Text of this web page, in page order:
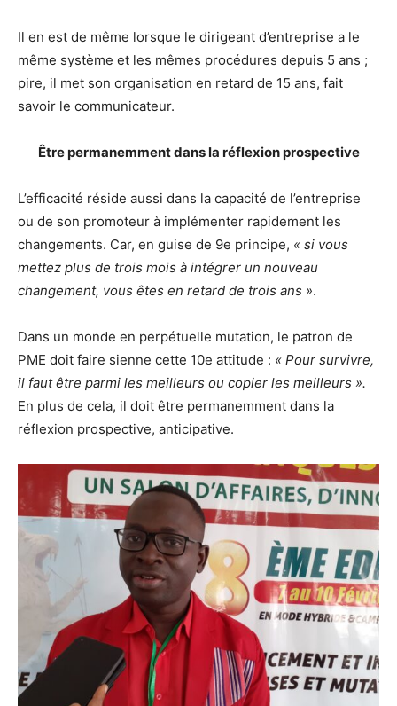
Il en est de même lorsque le dirigeant d’entreprise a le
même système et les mêmes procédures depuis 5 ans ;
pire, il met son organisation en retard de 15 ans, fait
savoir le communicateur.
Être permanemment dans la réflexion prospective
L’efficacité réside aussi dans la capacité de l’entreprise
ou de son promoteur à implémenter rapidement les
changements. Car, en guise de 9e principe, « si vous
mettez plus de trois mois à intégrer un nouveau
changement, vous êtes en retard de trois ans ».
Dans un monde en perpétuelle mutation, le patron de
PME doit faire sienne cette 10e attitude : « Pour survivre,
il faut être parmi les meilleurs ou copier les meilleurs ».
En plus de cela, il doit être permanemment dans la
réflexion prospective, anticipative.